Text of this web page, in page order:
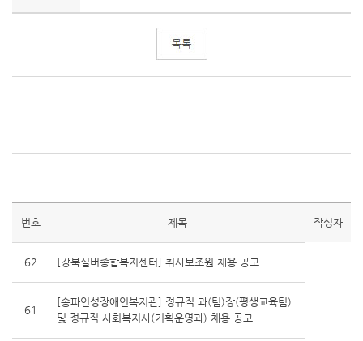
번호 제목 작성자
62 [강북실버종합복지센터] 취사보조원 채용 공고
61
[송파인성장애인복지관] 정규직 과(팀)장(평생교육팀)
및 정규직 사회복지사(기획운영과) 채용 공고